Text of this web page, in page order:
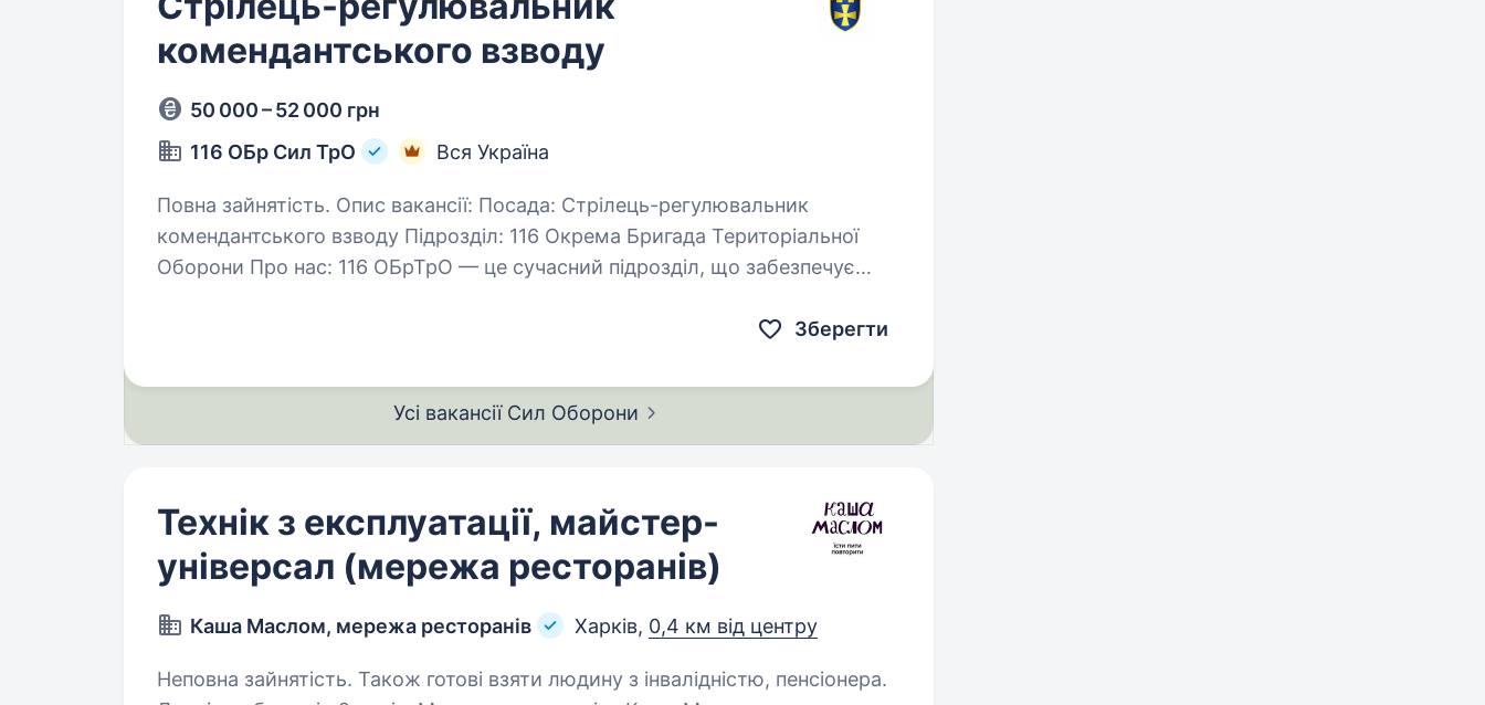
комендантського взводу
50 000 – 52 000 грн
116 ОБр Сил ТрО
Вся Україна
Повна зайнятість. Опис вакансії: Посада: Стрілець-регулювальник
комендантського взводу Підрозділ: 116 Окрема Бригада Територіальної
Оборони Про нас: 116 ОБрТрО — це сучасний підрозділ, що забезпечує
Зберегти
Усі вакансії Сил Оборони
Технік з експлуатації, майстер-
універсал (мережа ресторанів)
Каша Маслом, мережа ресторанів Харків, 0,4 км від центру
Неповна зайнятість. Також готові взяти людину з інвалідністю, пенсіонера.